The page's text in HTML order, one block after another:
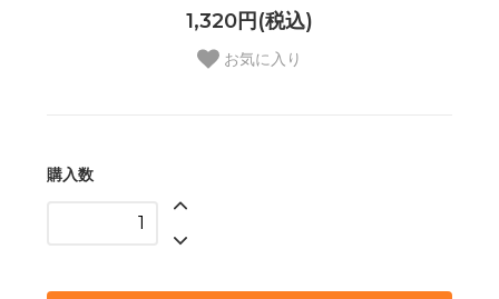
1,320円(税込)
お気に入り
購入数